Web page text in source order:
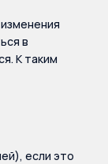
в
К таким
если это